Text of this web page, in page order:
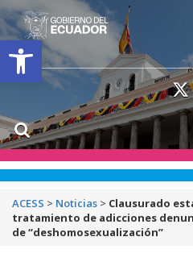
Open toolbar
ACESS > Noticias > Clausurado
tratamiento de adicciones
de “deshomosexualización”